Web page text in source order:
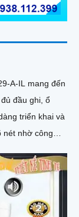
A-IL mang đến
đầu ghi, ổ
triển khai và
bảo an toàn